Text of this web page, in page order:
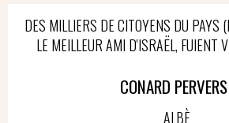
DES MILLIERS DE CITOYENS DU PAYS
LE MEILLEUR AMI D'ISRAËL, FUIENT
CONARD
ALBÈ